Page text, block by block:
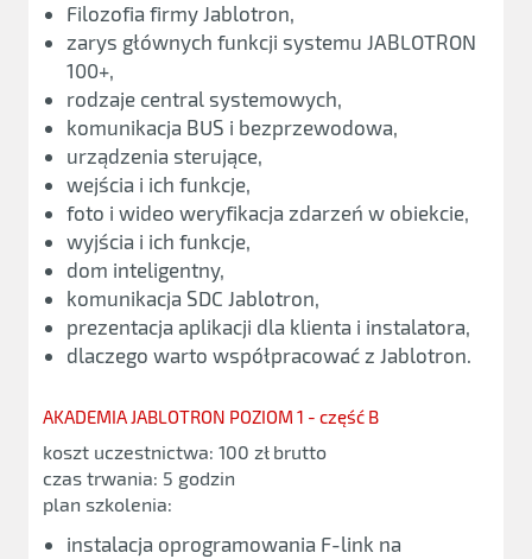
Filozofia firmy Jablotron,
zarys głównych funkcji systemu JABLOTRON
100+,
rodzaje central systemowych,
komunikacja BUS i bezprzewodowa,
urządzenia sterujące,
wejścia i ich funkcje,
foto i wideo weryfikacja zdarzeń w obiekcie,
wyjścia i ich funkcje,
dom inteligentny,
komunikacja SDC Jablotron,
prezentacja aplikacji dla klienta i instalatora,
dlaczego warto współpracować z Jablotron.
AKADEMIA JABLOTRON POZIOM 1 - część B
koszt uczestnictwa: 100 zł brutto
czas trwania: 5 godzin
plan szkolenia:
instalacja oprogramowania F-link na